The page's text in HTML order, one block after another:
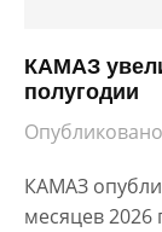
КАМАЗ
полугодии
КАМАЗ
месяцев 2026